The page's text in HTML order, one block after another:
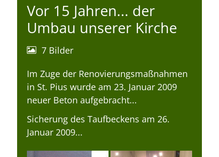
Vor 15 Jahren... der
Umbau unserer Kirche
7 Bilder
Im Zuge der Renovierungsmaßnahmen
in St. Pius wurde am 23. Januar 2009
neuer Beton aufgebracht...
Sicherung des Taufbeckens am 26.
Januar 2009...